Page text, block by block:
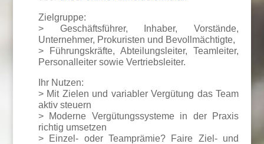
Zielgruppe:
> Geschäftsführer, Inhaber, Vorstände,
Unternehmer, Prokuristen und Bevollmächtigte,
> Führungskräfte, Abteilungsleiter, Teamleiter,
Personalleiter sowie Vertriebsleiter.
Ihr Nutzen:
> Mit Zielen und variabler Vergütung das Team
aktiv steuern
> Moderne Vergütungssysteme in der Praxis
richtig umsetzen
> Einzel- oder Teamprämie? Faire Ziel- und